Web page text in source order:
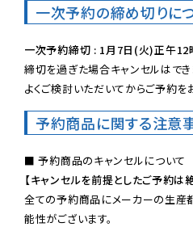
一次予約の締め切りに
一次予約締切 : 1月7日(火)正午12
締切を過ぎた場合キャンセルはで
よくご検討いただいてからご予約を
予約商品に関する注意
【キャンセルを前提としたご予約は
全ての予約商品にメーカーの生産
能性がございます。